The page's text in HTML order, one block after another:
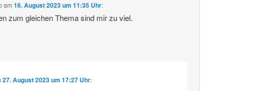
am16. August 2023 um 11:35 Uhr:
zum gleichen Thema sind mir zu viel.
27. August 2023 um 17:27 Uhr: